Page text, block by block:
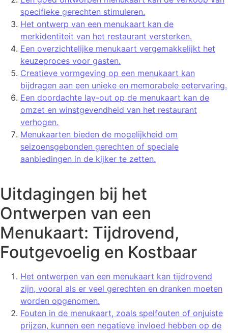
specifieke gerechten stimuleren.
Het ontwerp van een menukaart kan de
merkidentiteit van het restaurant versterken.
Een overzichtelijke menukaart vergemakkelijkt het
keuzeproces voor gasten.
Creatieve vormgeving op een menukaart kan
bijdragen aan een unieke en memorabele eetervaring.
Een doordachte lay-out op de menukaart kan de
omzet en winstgevendheid van het restaurant
verhogen.
Menukaarten bieden de mogelijkheid om
seizoensgebonden gerechten of speciale
aanbiedingen in de kijker te zetten.
Uitdagingen bij het
Ontwerpen van een
Menukaart: Tijdrovend,
Foutgevoelig en Kostbaar
Het ontwerpen van een menukaart kan tijdrovend
zijn, vooral als er veel gerechten en dranken moeten
worden opgenomen.
Fouten in de menukaart, zoals spelfouten of onjuiste
prijzen, kunnen een negatieve invloed hebben op de